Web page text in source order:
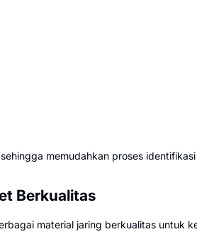
memudahkan proses
Berkualitas
material jaring berkualitas untuk